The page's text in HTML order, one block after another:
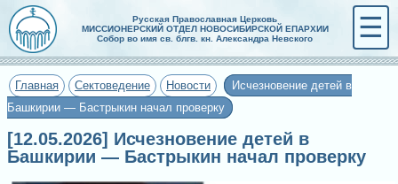
Русская Православная Церковь
МИССИОНЕРСКИЙ ОТДЕЛ НОВОСИБИРСКОЙ ЕПАРХИИ
Собор во имя св. блгв. кн. Александра Невского
☰
Главная Сектоведение Новости
Исчезновение детей в
Башкирии — Бастрыкин начал проверку
[12.05.2026] Исчезновение детей в
Башкирии — Бастрыкин начал проверку